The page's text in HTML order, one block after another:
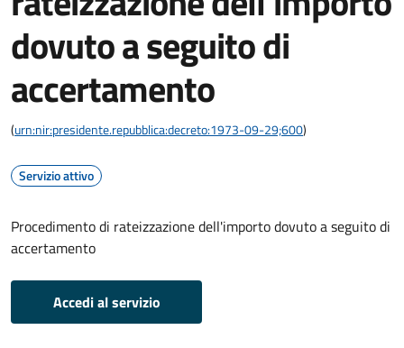
dovuto a seguito di
accertamento
(urn:nir:presidente.repubblica:decreto:1973-09-29;600)
Servizio attivo
Procedimento di rateizzazione dell'importo dovuto a seguito di
accertamento
Accedi al servizio